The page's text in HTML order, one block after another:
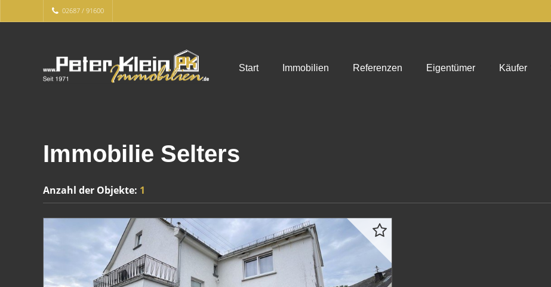
02687 / 91600
Start Immobilien Referenzen Eigentümer Käufer
Immobilie Selters
Anzahl der Objekte: 1